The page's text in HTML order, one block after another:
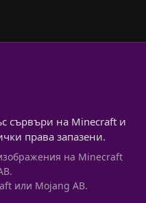
сървъри на Minecraft и
права запазени.
на Minecraft
или Mojang AB.